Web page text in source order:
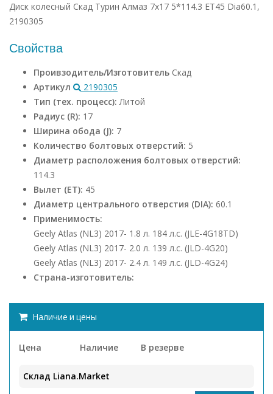
Диск колесный Скад Турин Алмаз 7x17 5*114.3 ET45 Dia60.1,
2190305
Свойства
Проивзодитель/Изготовитель Скад
Артикул
2190305
Тип (тех. процесс):Литой
Радиус (R): 17
Ширина обода (J): 7
Количество болтовых отверстий: 5
Диаметр расположения болтовых отверстий:
114.3
Вылет (ET): 45
Диаметр центрального отверстия (DIA): 60.1
Применимость:
Geely Atlas (NL3) 2017- 1.8 л. 184 л.с. (JLE-4G18TD)
Geely Atlas (NL3) 2017- 2.0 л. 139 л.с. (JLD-4G20)
Geely Atlas (NL3) 2017- 2.4 л. 149 л.с. (JLD-4G24)
Страна-изготовитель:
Наличие и цены
Цена Наличие В резерве
Склад Liana.Market